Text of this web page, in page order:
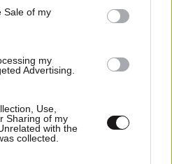
Sale of my
my
Advertising.
Use,
Sharing of my
with the
collected.
πάρει αν δεν μπορεί να
και ναπει λόγο
φαγοποτια όπως έχουν
να τους δω δεν τους
αμην